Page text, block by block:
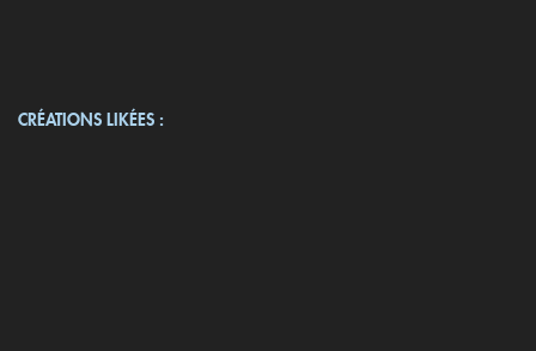
CRÉATIONS LIKÉES :